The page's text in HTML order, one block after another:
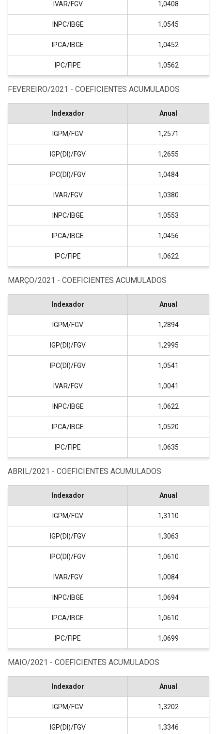
IVAR/FGV 1,0408
INPC/IBGE 1,0545
IPCA/IBGE 1,0452
IPC/FIPE 1,0562
FEVEREIRO/2021 - COEFICIENTES ACUMULADOS
Indexador Anual
IGPM/FGV 1,2571
IGP(DI)/FGV 1,2655
IPC(DI)/FGV 1,0484
IVAR/FGV 1,0380
INPC/IBGE 1,0553
IPCA/IBGE 1,0456
IPC/FIPE 1,0622
MARÇO/2021 - COEFICIENTES ACUMULADOS
Indexador Anual
IGPM/FGV 1,2894
IGP(DI)/FGV 1,2995
IPC(DI)/FGV 1,0541
IVAR/FGV 1,0041
INPC/IBGE 1,0622
IPCA/IBGE 1,0520
IPC/FIPE 1,0635
ABRIL/2021 - COEFICIENTES ACUMULADOS
Indexador Anual
IGPM/FGV 1,3110
IGP(DI)/FGV 1,3063
IPC(DI)/FGV 1,0610
IVAR/FGV 1,0084
INPC/IBGE 1,0694
IPCA/IBGE 1,0610
IPC/FIPE 1,0699
MAIO/2021 - COEFICIENTES ACUMULADOS
Indexador Anual
IGPM/FGV 1,3202
IGP(DI)/FGV 1,3346